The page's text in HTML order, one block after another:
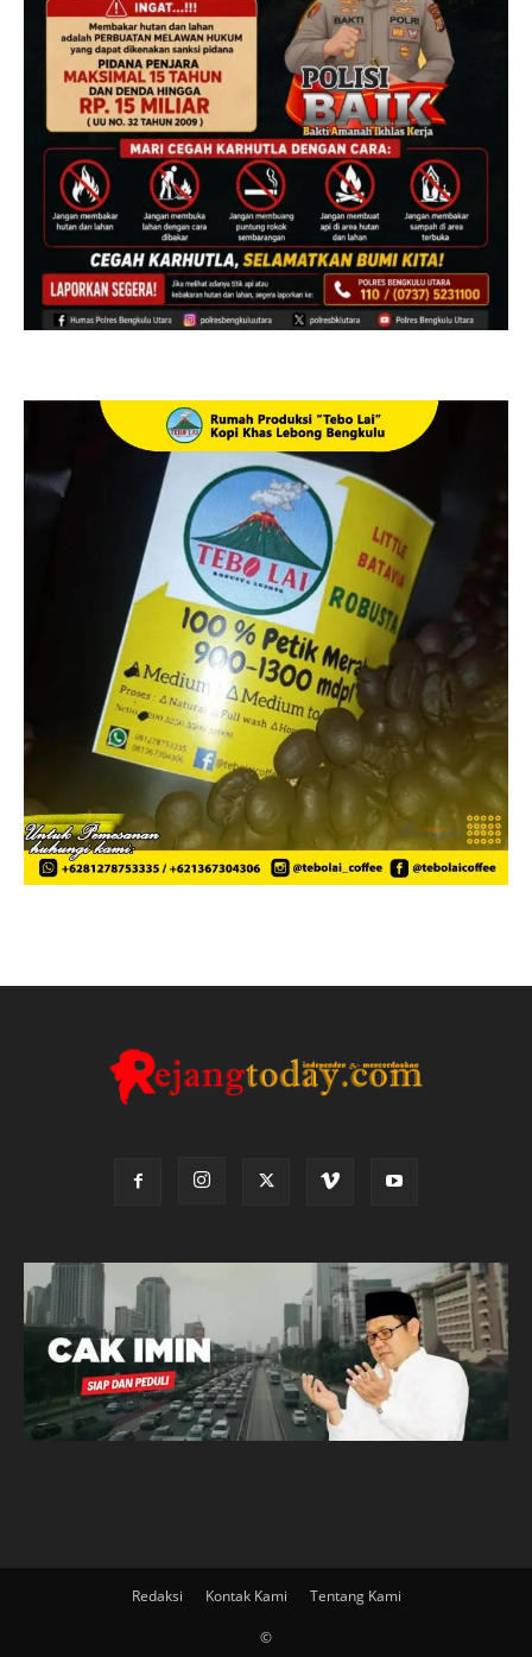
Redaksi Kontak Kami Tentang Kami
©